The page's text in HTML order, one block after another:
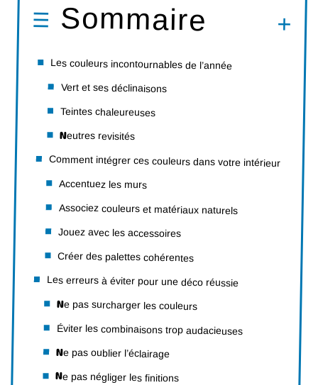
Sommaire
Les couleurs incontournables de l’année
Vert et ses déclinaisons
Teintes chaleureuses
Neutres revisités
Comment intégrer ces couleurs dans votre intérieur
Accentuez les murs
Associez couleurs et matériaux naturels
Jouez avec les accessoires
Créer des palettes cohérentes
Les erreurs à éviter pour une déco réussie
Ne pas surcharger les couleurs
Éviter les combinaisons trop audacieuses
Ne pas oublier l’éclairage
Ne pas négliger les finitions